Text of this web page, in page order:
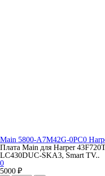
Main 5800-A7M42G-0PC0
Плата Main для Harper
LC430DUC-SKA3, Smart TV..
0
5000 ₽